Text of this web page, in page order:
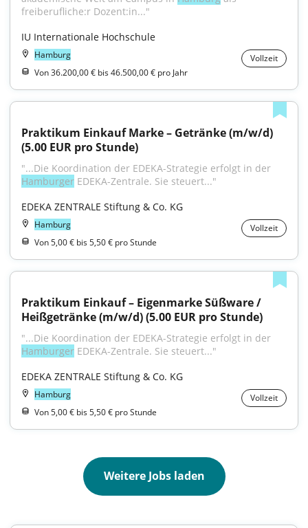
freiberufliche:r Dozent:in..."
IU Internationale Hochschule
Hamburg
Vollzeit
Von 36.200,00 € bis 46.500,00 € pro Jahr
Praktikum Einkauf Marke – Getränke (m/w/d)
(5.00 EUR pro Stunde)
Hamburger EDEKA-Zentrale. Sie steuert..."
EDEKA ZENTRALE Stiftung & Co. KG
Hamburg
Vollzeit
Von 5,00 € bis 5,50 € pro Stunde
Praktikum Einkauf – Eigenmarke Süßware /
Heißgetränke (m/w/d) (5.00 EUR pro Stunde)
Hamburger EDEKA-Zentrale. Sie steuert..."
EDEKA ZENTRALE Stiftung & Co. KG
Hamburg
Vollzeit
Von 5,00 € bis 5,50 € pro Stunde
Weitere Jobs laden